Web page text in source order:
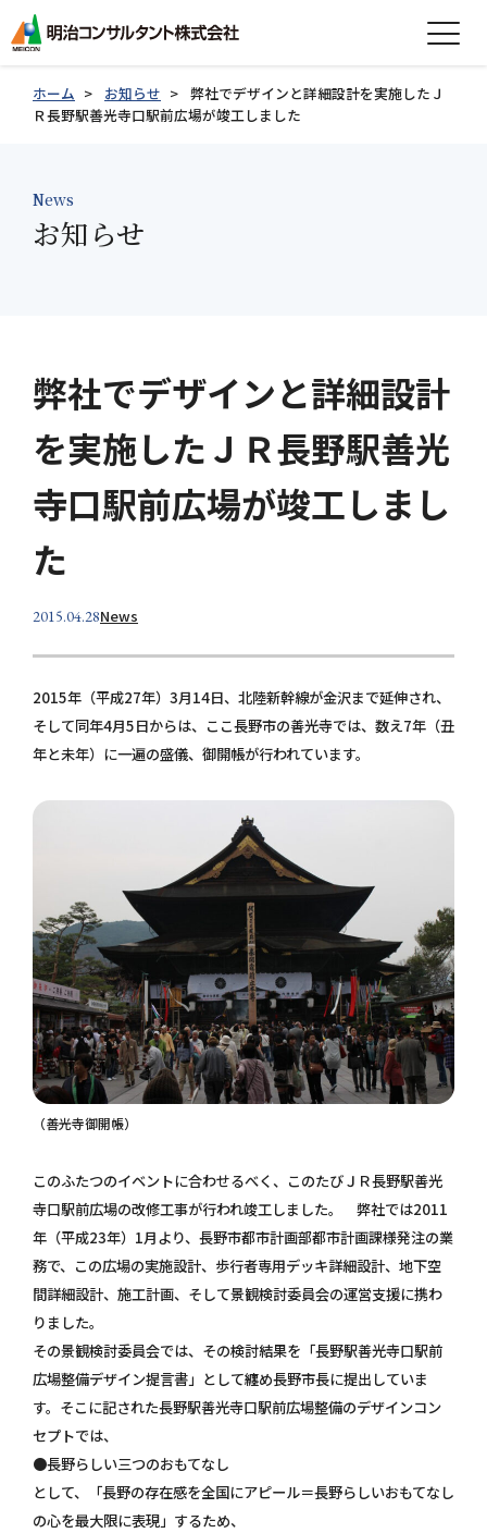
会社情報 expand_more
製品紹介
グループ会社採用情報
お知らせ
個人情報保護方針
ホーム お知らせ
弊社でデザインと詳細設計を実施したＪ
Ｒ長野駅善光寺口駅前広場が竣工しました
News
お知らせ
弊社でデザインと詳細設計
を実施したＪＲ長野駅善光
寺口駅前広場が竣工しまし
た
2015.04.28News
2015年（平成27年）3月14日、北陸新幹線が金沢まで延伸され、
そして同年4月5日からは、ここ長野市の善光寺では、数え7年（丑
年と未年）に一遍の盛儀、御開帳が行われています。
（善光寺御開帳）
このふたつのイベントに合わせるべく、このたびＪＲ長野駅善光
寺口駅前広場の改修工事が行われ竣工しました。 弊社では2011
年（平成23年）1月より、長野市都市計画部都市計画課様発注の業
務で、この広場の実施設計、歩行者専用デッキ詳細設計、地下空
間詳細設計、施工計画、そして景観検討委員会の運営支援に携わ
りました。
その景観検討委員会では、その検討結果を「長野駅善光寺口駅前
広場整備デザイン提言書」として纏め長野市長に提出していま
す。そこに記された長野駅善光寺口駅前広場整備のデザインコン
セプトでは、
●長野らしい三つのおもてなし
として、「長野の存在感を全国にアピール＝長野らしいおもてなし
の心を最大限に表現」するため、